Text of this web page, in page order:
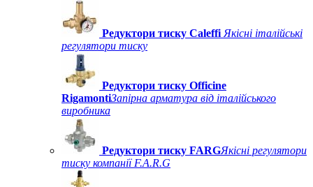
Редуктори тиску Caleffi Якісні італійські
регулятори тиску
Редуктори тиску Officine
RigamontiЗапірна арматура від італійського
виробника
Редуктори тиску FARGЯкісні регулятори
тиску компанії F.A.R.G